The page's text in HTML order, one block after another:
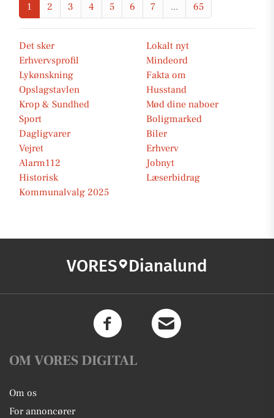
1 2 3 4 5 6 7 ... 65
Det sker
Lokalt nyt
Erhvervsprofil
Mindeord
Lykønskning
Fakta om
Opslagstavlen
Husstand
Krop & Sundhed
Mød dine naboer
Sport
Boligmarked
Dagligvarer
Biler
Vejret
Erhverv
Alarm112
Jobnyt
Historisk
Læserbidrag
Kommunalvalg 2025
VORES Dianalund
OM VORES DIGITAL
Om os
For annoncører